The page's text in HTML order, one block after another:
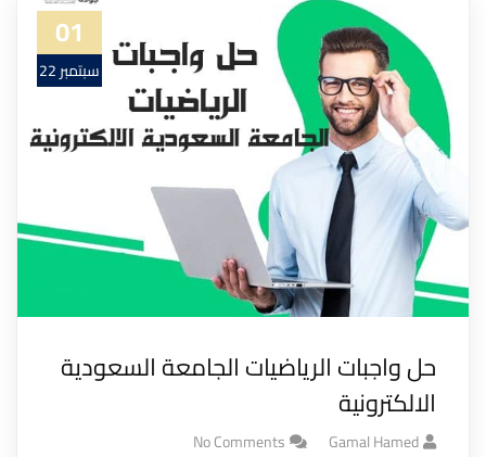
01
سبتمبر 22
حل واجبات الرياضيات الجامعة السعودية
الالكترونية
Gamal Hamed
No Comments